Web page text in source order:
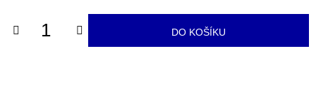
DO KOŠÍKU
o
p